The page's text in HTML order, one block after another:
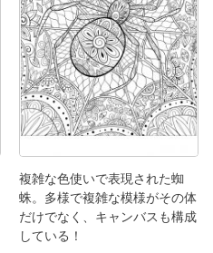
複雑な色使いで表現された蜘
蛛。多様で複雑な模様がその体
だけでなく、キャンバスも構成
している！